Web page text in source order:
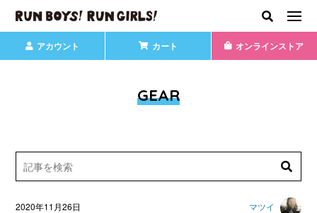
アカウント カート オンラインストア
GEAR
2020年11月26日 マツイ